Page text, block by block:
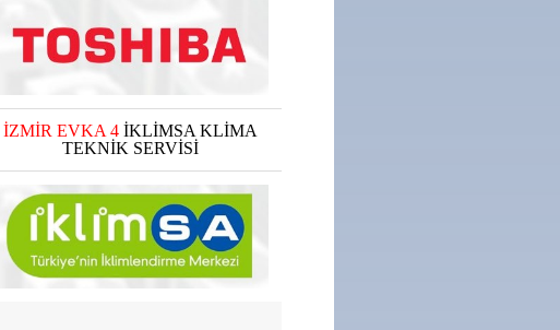
İZMİR EVKA 4 İKLİMSA KLİMA
TEKNİK SERVİSİ